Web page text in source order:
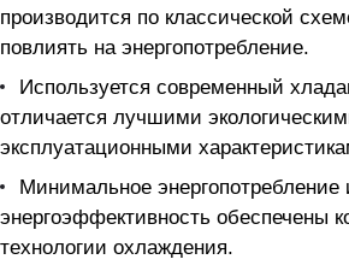
производится по классической
повлиять на энергопотребление.
Используется современный
отличается лучшими
эксплуатационными
Минимальное энергопотребление
энергоэффективность обеспечены
технологии охлаждения.